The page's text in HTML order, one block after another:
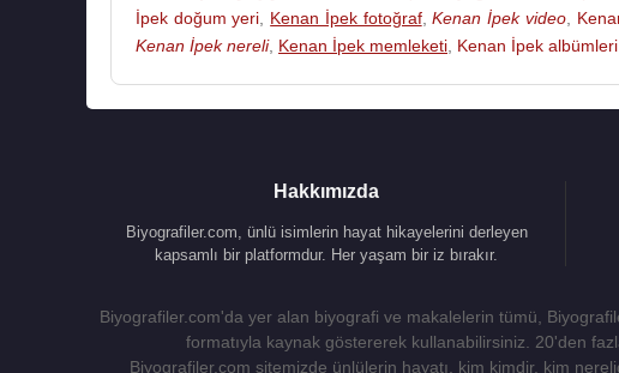
İpek doğum yeri
Kenan İpek fotoğraf,Kenan İpek video,
Kenan İpek nereli, Kenan İpek memleketi Kenan İpek albümleri
Hakkımızda
Biyografiler.com, ünlü isimlerin hayat hikayelerini derleyen
kapsamlı bir platformdur. Her yaşam bir iz bırakır.
Biyografiler.com'da yer alan biyografi ve makalelerin tümü,
formatıyla kaynak göstererek kullanabilirsiniz. 20'den
Biyografiler.com sitemizde ünlülerin hayatı, kim kimdir, kim